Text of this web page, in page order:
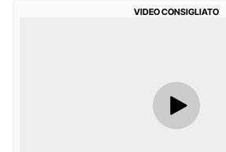
VIDEO CONSIGLIATO